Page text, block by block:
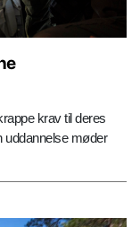
krav til deres
uddannelse møder